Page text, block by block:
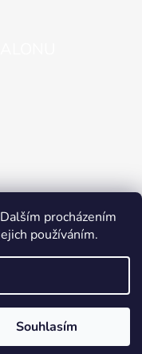
procházením
používáním.
Souhlasím
AVALON. Všechna